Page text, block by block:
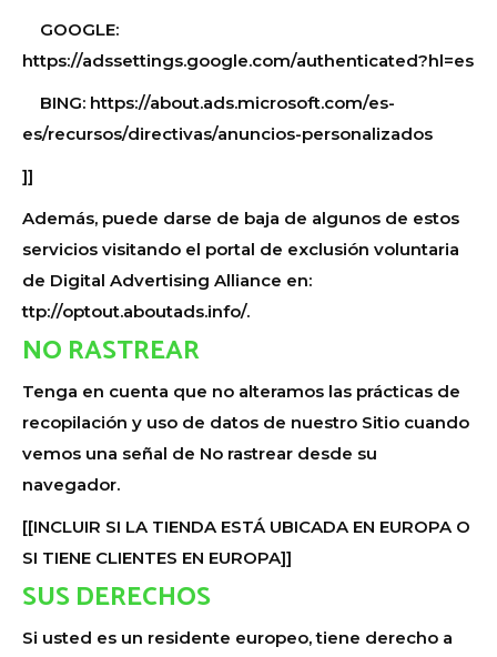
GOOGLE:
https://adssettings.google.com/authenticated?hl=es
BING: https://about.ads.microsoft.com/es-
es/recursos/directivas/anuncios-personalizados
]]
Además, puede darse de baja de algunos de estos
servicios visitando el portal de exclusión voluntaria
de Digital Advertising Alliance en:
ttp://optout.aboutads.info/.
NO RASTREAR
Tenga en cuenta que no alteramos las prácticas de
recopilación y uso de datos de nuestro Sitio cuando
vemos una señal de No rastrear desde su
navegador.
[[INCLUIR SI LA TIENDA ESTÁ UBICADA EN EUROPA O
SI TIENE CLIENTES EN EUROPA]]
SUS DERECHOS
Si usted es un residente europeo, tiene derecho a